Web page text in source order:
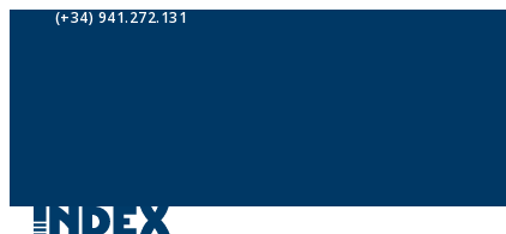
(+34) 941.272.131